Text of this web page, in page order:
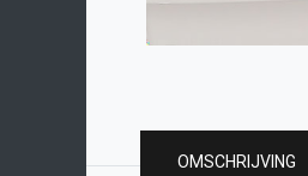
OMSCHRIJVING